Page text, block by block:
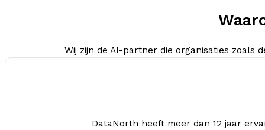
Wij zijn de AI-partner die organisaties zoals
DataNorth heeft meer dan 12 jaar